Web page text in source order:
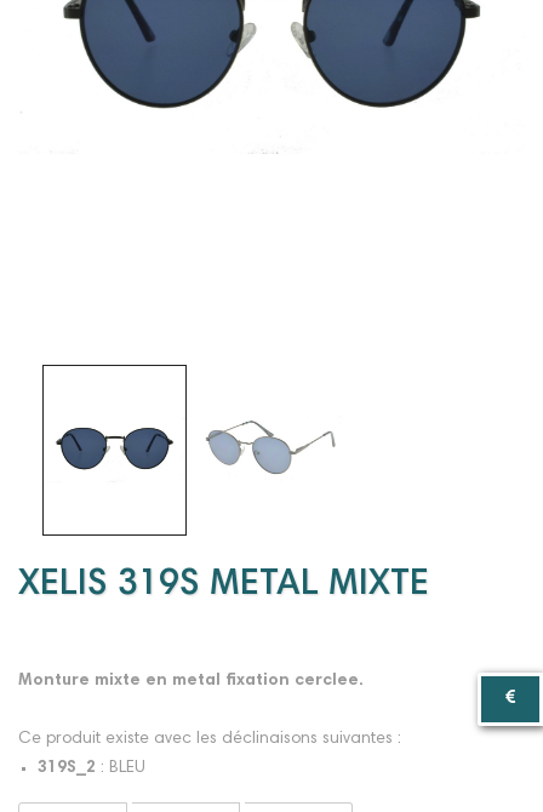
XELIS 319S METAL MIXTE
Monture mixte en metal fixation cerclee.
Ce produit existe avec les déclinaisons suivantes :
319S_2 : BLEU